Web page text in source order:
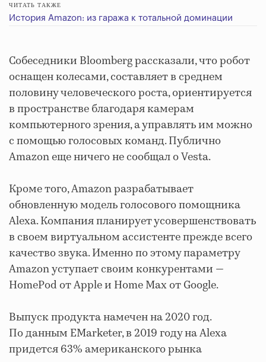
ЧИТАТЬ ТАКЖЕ
История Amazon: из гаража к тотальной доминации
Собеседники Bloomberg рассказали, что робот
оснащен колесами, составляет в среднем
половину человеческого роста, ориентируется
в пространстве благодаря камерам
компьютерного зрения, а управлять им можно
с помощью голосовых команд. Публично
Amazon еще ничего не сообщал о Vesta.
Кроме того, Amazon разрабатывает
обновленную модель голосового помощника
Alexa. Компания планирует усовершенствовать
в своем виртуальном ассистенте прежде всего
качество звука. Именно по этому параметру
Amazon уступает своим конкурентами —
HomePod от Apple и Home Max от Google.
Выпуск продукта намечен на 2020 год.
По данным EMarketer, в 2019 году на Alexa
придется 63% американского рынка